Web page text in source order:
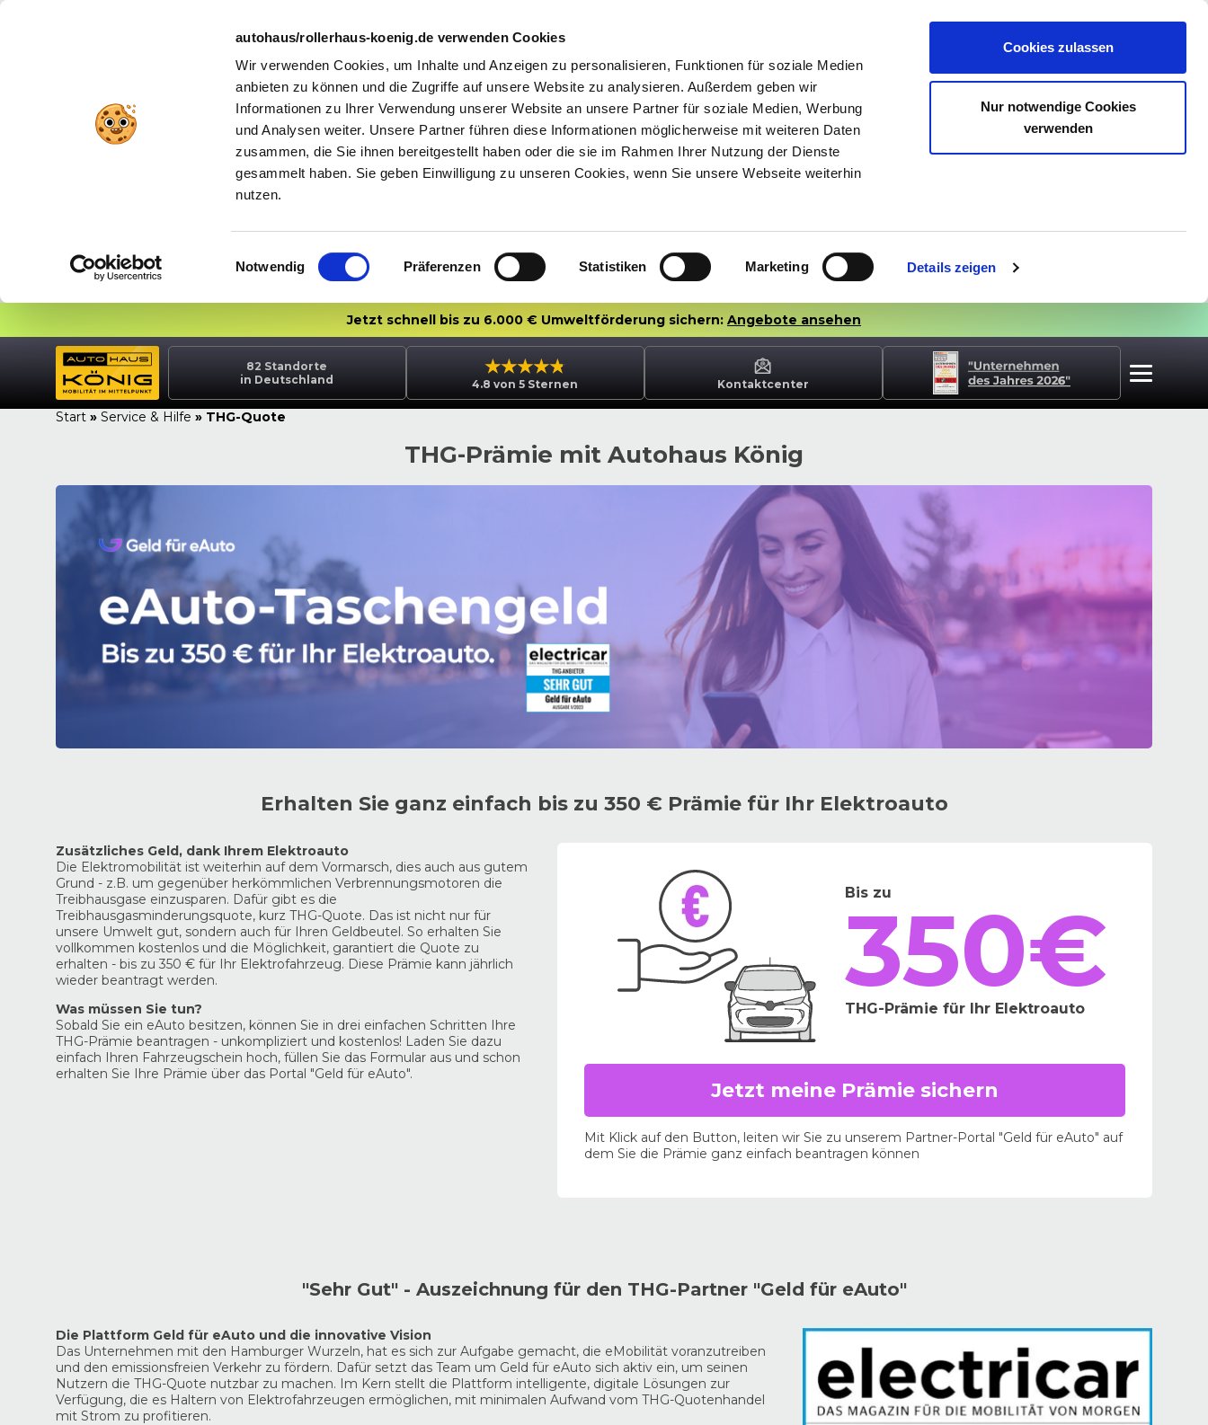
autohaus/rollerhaus-koenig.de verwenden Cookies
Wir verwenden Cookies, um Inhalte und Anzeigen zu personalisieren, Funktionen für soziale Medien
anbieten zu können und die Zugriffe auf unsere Website zu analysieren. Außerdem geben wir
Informationen zu Ihrer Verwendung unserer Website an unsere Partner für soziale Medien, Werbung
und Analysen weiter. Unsere Partner führen diese Informationen möglicherweise mit weiteren Daten
zusammen, die Sie ihnen bereitgestellt haben oder die sie im Rahmen Ihrer Nutzung der Dienste
gesammelt haben. Sie geben Einwilligung zu unseren Cookies, wenn Sie unsere Webseite weiterhin
nutzen.
Einwilligungsauswahl
Notwendig Präferenzen Statistiken Marketing Details zeigen
Cookies zulassen
Nur notwendige Cookies
verwenden
Jetzt schnell bis zu 6.000 € Umweltförderung sichern: Angebote ansehen
82 Standorte
in Deutschland
4.8 von 5 Sternen Kontaktcenter
Start » Service & Hilfe » THG-Quote
THG-Prämie mit Autohaus König
Erhalten Sie ganz einfach bis zu 350 € Prämie für Ihr Elektroauto
Zusätzliches Geld, dank Ihrem Elektroauto
Die Elektromobilität ist weiterhin auf dem Vormarsch, dies auch aus gutem
Grund - z.B. um gegenüber herkömmlichen Verbrennungsmotoren die
Treibhausgase einzusparen. Dafür gibt es die
Treibhausgasminderungsquote, kurz THG-Quote. Das ist nicht nur für
unsere Umwelt gut, sondern auch für Ihren Geldbeutel. So erhalten Sie
vollkommen kostenlos und die Möglichkeit, garantiert die Quote zu
erhalten - bis zu 350 € für Ihr Elektrofahrzeug. Diese Prämie kann jährlich
wieder beantragt werden.
Was müssen Sie tun?
Sobald Sie ein eAuto besitzen, können Sie in drei einfachen Schritten Ihre
THG-Prämie beantragen - unkompliziert und kostenlos! Laden Sie dazu
einfach Ihren Fahrzeugschein hoch, füllen Sie das Formular aus und schon
erhalten Sie Ihre Prämie über das Portal "Geld für eAuto".
Bis zu
350€
THG-Prämie für Ihr Elektroauto
Jetzt meine Prämie sichern
Mit Klick auf den Button, leiten wir Sie zu unserem Partner-Portal "Geld für eAuto" auf
dem Sie die Prämie ganz einfach beantragen können
"Sehr Gut" - Auszeichnung für den THG-Partner "Geld für eAuto"
Die Plattform Geld für eAuto und die innovative Vision
Das Unternehmen mit den Hamburger Wurzeln, hat es sich zur Aufgabe gemacht, die eMobilität voranzutreiben
und den emissionsfreien Verkehr zu fördern. Dafür setzt das Team um Geld für eAuto sich aktiv ein, um seinen
Nutzern die THG-Quote nutzbar zu machen. Im Kern stellt die Plattform intelligente, digitale Lösungen zur
Verfügung, die es Haltern von Elektrofahrzeugen ermöglichen, mit minimalen Aufwand vom THG-Quotenhandel
mit Strom zu profitieren.